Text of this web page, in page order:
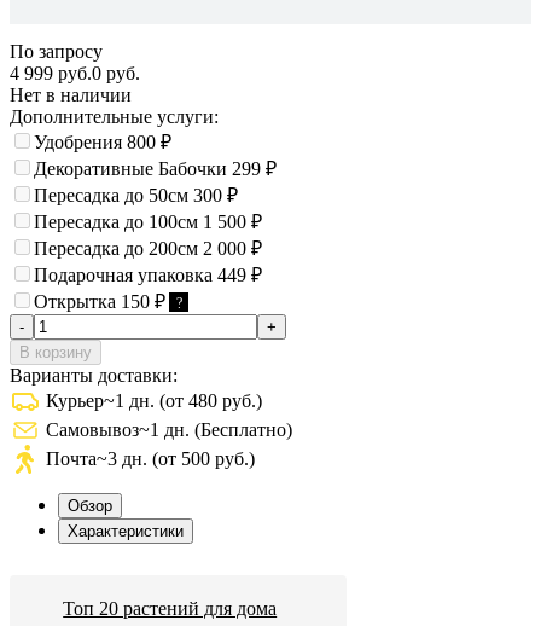
По запросу
4 999 руб.0 руб.
Нет в наличии
Дополнительные услуги:
Удобрения 800 ₽
Декоративные Бабочки 299 ₽
Пересадка до 50см 300 ₽
Пересадка до 100см 1 500 ₽
Пересадка до 200см 2 000 ₽
Подарочная упаковка 449 ₽
Открытка 150 ₽ ?
-
+
В корзину
Варианты доставки:
Курьер~1 дн. (от 480 руб.)
Самовывоз~1 дн. (Бесплатно)
Почта~3 дн. (от 500 руб.)
Обзор
Характеристики
Топ 20 растений для дома